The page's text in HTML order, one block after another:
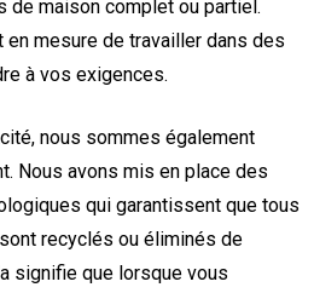
de maison complet ou partiel.
mesure de travailler dans des
à vos exigences.
nous sommes également
Nous avons mis en place des
qui garantissent que tous
recyclés ou éliminés de
signifie que lorsque vous